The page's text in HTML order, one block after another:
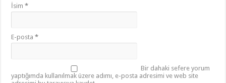
İsim*
E-posta*
Bir dahaki sefere yorum
yaptığımda kullanılmak üzere adımı, e-posta adresimi ve web site